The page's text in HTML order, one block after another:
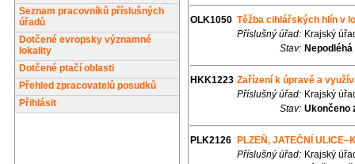
Seznam pracovníků příslušných
úřadů
Dotčené evropsky významné
lokality
Dotčené ptačí oblasti
Přehled zpracovatelů posudků
Přihlásit
OLK1050 Těžba cihlářských hlín v
Příslušný úřad: Krajský
Stav:
HKK1223 Zařízení k úpravě a
Příslušný úřad: Krajský
Stav: Ukončeno
PLK2126
PLZEŇ, JATEČNÍ
Příslušný úřad: Krajský